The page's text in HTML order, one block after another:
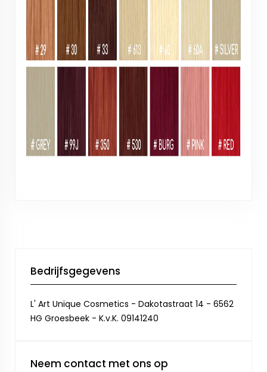
Bedrijfsgegevens
L' Art Unique Cosmetics - Dakotastraat 14 - 6562
HG Groesbeek - K.v.K. 09141240
Neem contact met ons op